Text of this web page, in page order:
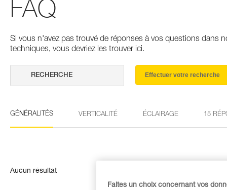
FAQ
Si vous n'avez pas trouvé de réponses à vos questions dans
techniques, vous devriez les trouver ici.
Effectuer votre recherche
GÉNÉRALITÉS VERTICALITÉ ÉCLAIRAGE 15
Aucun résultat
Faites un choix concernant vos